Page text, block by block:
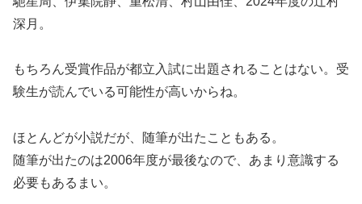
深月。
もちろん受賞作品が都立入試に出題されることはない。受
験生が読んでいる可能性が高いからね。
ほとんどが小説だが、随筆が出たこともある。
随筆が出たのは2006年度が最後なので、あまり意識する
必要もあるまい。